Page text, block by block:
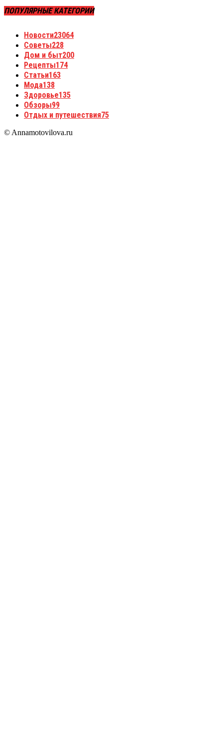
ПОПУЛЯРНЫЕ КАТЕГОРИИ
Новости23064
Советы228
Дом и быт200
Рецепты174
Статьи163
Мода138
Здоровье135
Обзоры99
Отдых и путешествия75
© Annamotovilova.ru